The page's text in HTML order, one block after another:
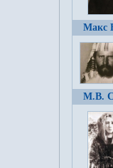
Макс
М.В.